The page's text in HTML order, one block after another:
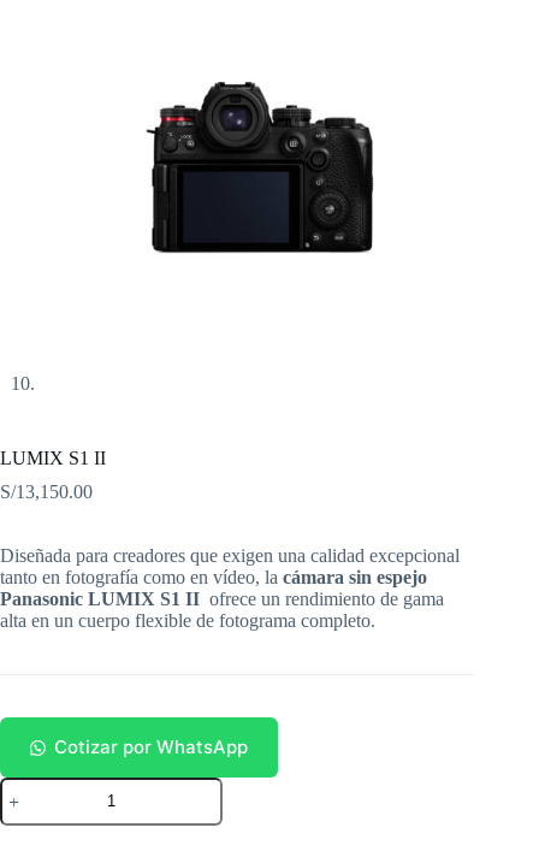
LUMIX S1 II
S/13,150.00
Diseñada para creadores que exigen una calidad excepcional
tanto en fotografía como en vídeo, la cámara sin espejo
Panasonic LUMIX S1 II ofrece un rendimiento de gama
alta en un cuerpo flexible de fotograma completo.
Cotizar por WhatsApp
LUMIX
S1
II